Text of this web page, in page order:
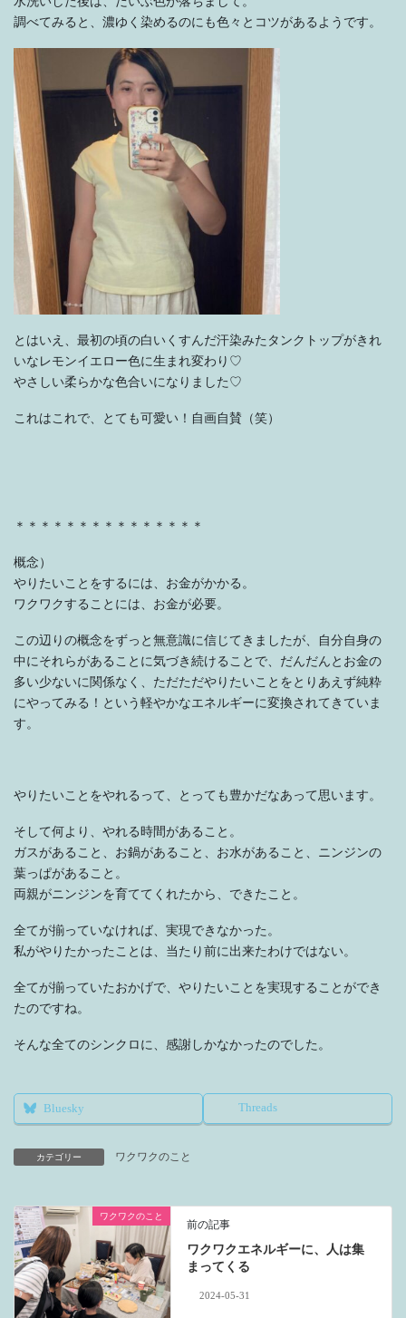
調べてみると、濃ゆく染めるのにも色々とコツがあるようです。
とはいえ、最初の頃の白いくすんだ汗染みたタンクトップがきれ
いなレモンイエロー色に生まれ変わり♡
やさしい柔らかな色合いになりました♡
これはこれで、とても可愛い！自画自賛（笑）
＊＊＊＊＊＊＊＊＊＊＊＊＊＊＊
概念）
やりたいことをするには、お金がかかる。
ワクワクすることには、お金が必要。
この辺りの概念をずっと無意識に信じてきましたが、自分自身の
中にそれらがあることに気づき続けることで、だんだんとお金の
多い少ないに関係なく、ただただやりたいことをとりあえず純粋
にやってみる！という軽やかなエネルギーに変換されてきていま
す。
やりたいことをやれるって、とっても豊かだなあって思います。
そして何より、やれる時間があること。
ガスがあること、お鍋があること、お水があること、ニンジンの
葉っぱがあること。
両親がニンジンを育ててくれたから、できたこと。
全てが揃っていなければ、実現できなかった。
私がやりたかったことは、当たり前に出来たわけではない。
全てが揃っていたおかげで、やりたいことを実現することができ
たのですね。
そんな全てのシンクロに、感謝しかなかったのでした。
Bluesky Threads
カテゴリー ワクワクのこと
ワクワクのこと
前の記事
ワクワクエネルギーに、人は集
まってくる
2024-05-31